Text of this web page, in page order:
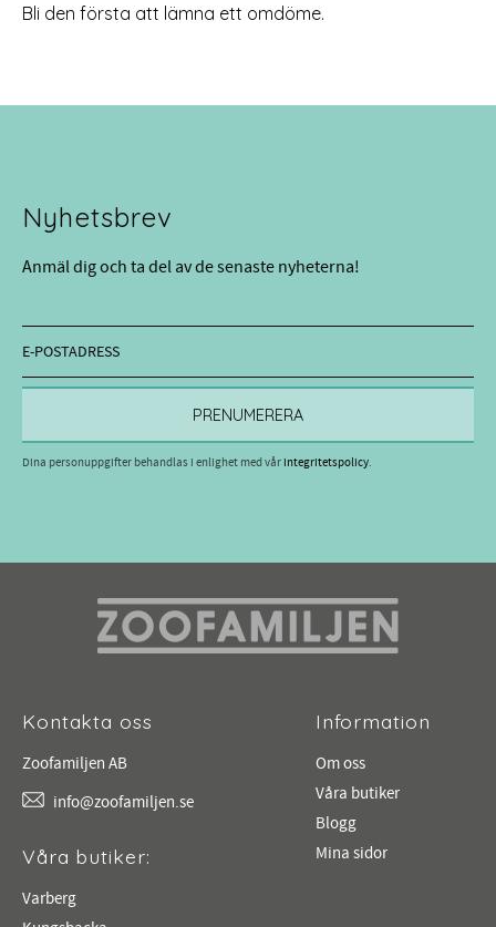
Bli den första att lämna ett omdöme.
Nyhetsbrev
Anmäl dig och ta del av de senaste nyheterna!
PRENUMERERA
Dina personuppgifter behandlas i enlighet med vårintegritetspolicy.
Kontakta oss
Zoofamiljen AB
info@zoofamiljen.se
Våra butiker:
Varberg
Information
Om oss
Våra butiker
Blogg
Mina sidor